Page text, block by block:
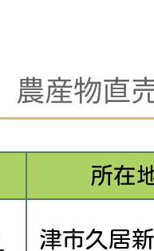
農産物直
所在
津市久居